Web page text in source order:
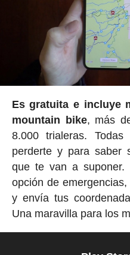
Es gratuita e incluye
mountain bike, más
8.000 trialeras.
perderte y para saber
que te van a
opción de
y envía tus
Una maravilla para los